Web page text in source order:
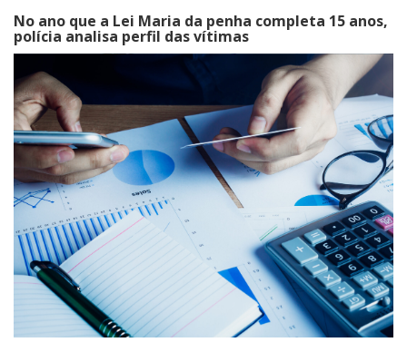
No ano que a Lei Maria da penha completa 15 anos,
polícia analisa perfil das vítimas